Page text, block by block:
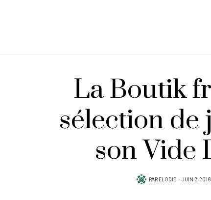
La Boutik
sélection de
son Vide
PAR ELODIE
PUBLIÉ
JUIN 2, 2018